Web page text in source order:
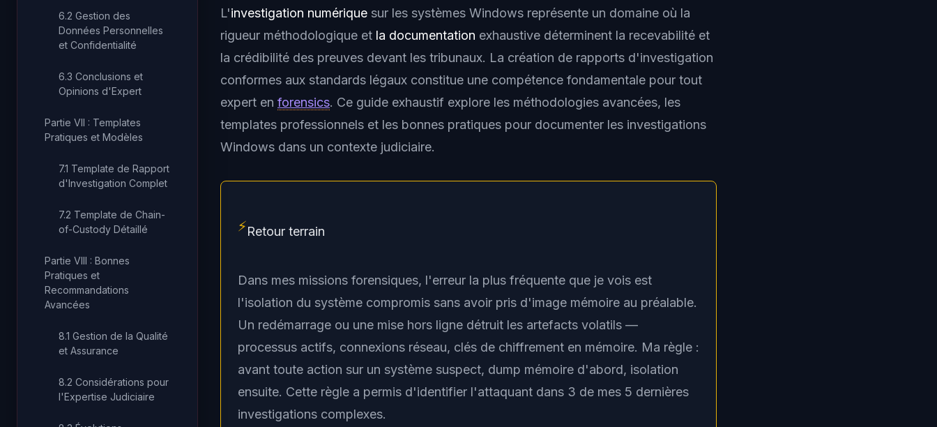
6.2 Gestion des
Données Personnelles
et Confidentialité
6.3 Conclusions et
Opinions d'Expert
Partie VII : Templates
Pratiques et Modèles
7.1 Template de Rapport
d'Investigation Complet
7.2 Template de Chain-
of-Custody Détaillé
Partie VIII : Bonnes
Pratiques et
Recommandations
Avancées
8.1 Gestion de la Qualité
et Assurance
8.2 Considérations pour
l'Expertise Judiciaire
L'investigation numérique sur les systèmes Windows représente un domaine où la
rigueur méthodologique et la documentation exhaustive déterminent la recevabilité et
la crédibilité des preuves devant les tribunaux. La création de rapports d'investigation
conformes aux standards légaux constitue une compétence fondamentale pour tout
expert en forensics. Ce guide exhaustif explore les méthodologies avancées, les
templates professionnels et les bonnes pratiques pour documenter les investigations
Windows dans un contexte judiciaire.
⚡Retour terrain
Dans mes missions forensiques, l'erreur la plus fréquente que je vois est
l'isolation du système compromis sans avoir pris d'image mémoire au préalable.
Un redémarrage ou une mise hors ligne détruit les artefacts volatils —
processus actifs, connexions réseau, clés de chiffrement en mémoire. Ma règle :
avant toute action sur un système suspect, dump mémoire d'abord, isolation
ensuite. Cette règle a permis d'identifier l'attaquant dans 3 de mes 5 dernières
investigations complexes.